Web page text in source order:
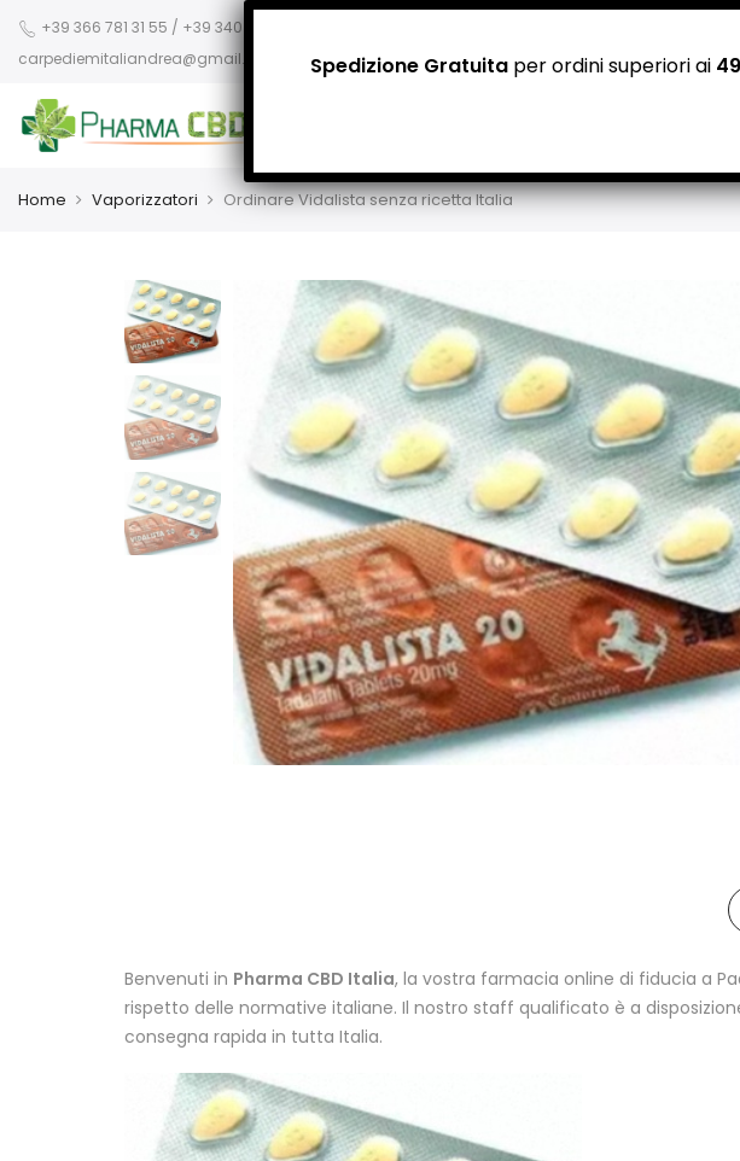
+39 366 781 31 55 / +39 340 942 8400
carpediemitaliandrea@gmail.com
NEGOZI
Attivo
Home Vaporizzatori Ordinare Vidalista senza ricetta Italia
Benvenuti in Pharma CBD Italia, la vostra farmacia online di fiducia a
rispetto delle normative italiane. Il nostro staff qualificato è a
consegna rapida in tutta Italia.
Spedizione Gratuitaper ordini superiori ai